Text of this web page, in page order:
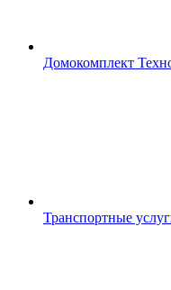
Домокомплект
Транспортные